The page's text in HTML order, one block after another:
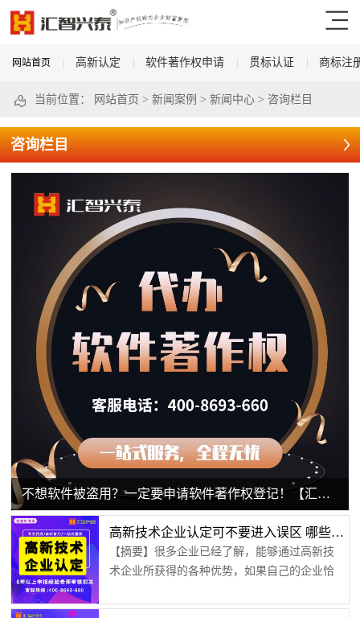
网站首页 高新认定 软件著作权申请 贯标认证 商标注
当前位置： 网站首页 > 新闻案例 > 新闻中心> 咨询栏目
咨询栏目
不想软件被盗用？一定要申请软件著作权登记！【汇智兴泰】
高新技术企业认定可不要进入误区 哪些问题应该避免？【汇智兴泰】
【摘要】很多企业已经了解，能够通过高新技
术企业所获得的各种优势，如果自己的企业恰
业认定申请，但是如果进入了误区，就会带来